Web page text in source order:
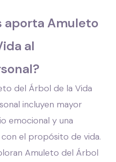
aporta Amuleto
al
del Árbol de la Vida
incluyen mayor
emocional y una
el propósito de vida.
Amuleto del Árbol